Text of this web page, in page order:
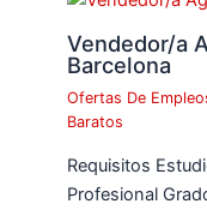
Vendedor/a
Barcelona
Ofertas De
Baratos
Requisitos
Profesional